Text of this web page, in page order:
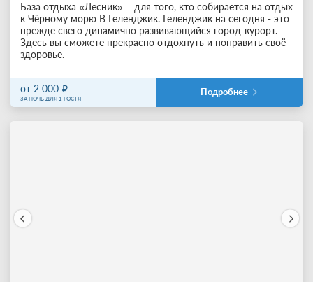
База отдыха «Лесник» – для того, кто собирается на отдых
к Чёрному морю В Геленджик. Геленджик на сегодня - это
прежде свего динамично развивающийся город-курорт.
Здесь вы сможете прекрасно отдохнуть и поправить своё
здоровье.
от 2 000
ЗА НОЧЬ ДЛЯ 1 ГОСТЯ
Подробнее